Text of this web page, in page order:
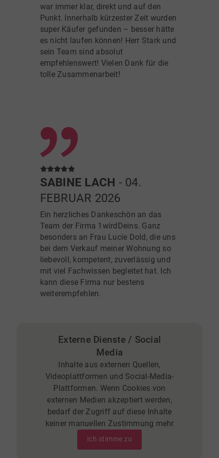
war immer klar, direkt und auf den
Punkt. Innerhalb kürzester Zeit wurden
super Käufer gefunden – besser hätte
es nicht laufen können! Herr Stark und
sein Team sind absolut
empfehlenswert! Vielen Dank für die
tolle Zusammenarbeit!
SABINE LACH - 04.
FEBRUAR 2026
Ein herzliches Dankeschön an das
Team der Firma 1wirdDeins. Ganz
besonders an Frau Lucie Dold, die uns
bei dem Verkauf meiner Wohnung so
liebevoll, kompetent, zuverlässig und
mit viel Fachwissen begleitet hat. Ich
kann diese Firma nur bestens
weiterempfehlen.
Externe Dienste / Social
Media
Inhalte aus externen Quellen,
Videoplattformen und Social-Media-
Plattformen. Wenn Cookies von
externen Medien akzeptiert werden,
bedarf der Zugriff auf diese Inhalte
keiner manuellen Zustimmung mehr
Ich stimme zu